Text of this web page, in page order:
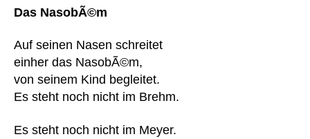
Das NasobÃ©m
Auf seinen Nasen schreitet
einher das NasobÃ©m,
von seinem Kind begleitet.
Es steht noch nicht im Brehm.
Es steht noch nicht im Meyer.